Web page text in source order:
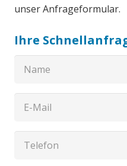
unser Anfrageformular.
Ihre